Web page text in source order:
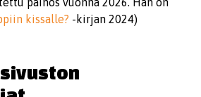
kissalle? -kirjan 2024)